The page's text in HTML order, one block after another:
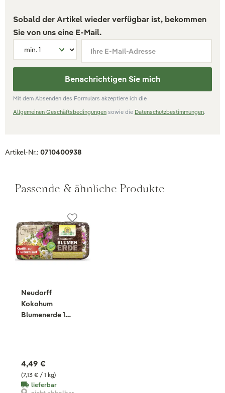
Sobald der Artikel wieder verfügbar ist, bekommen
Sie von uns eine E-Mail.
Ihre E-Mail-Adresse
Benachrichtigen Sie mich
Mit dem Absenden des Formulars akzeptiere ich die
Allgemeinen Geschäftsbedingungen sowie die Datenschutzbestimmungen.
Artikel-Nr.: 0710400938
Passende & ähnliche Produkte
Neudorff
Kokohum
Blumenerde 1
(7,13 € / 1 kg)
4,49 €
lieferbar